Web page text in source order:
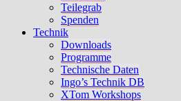
Teilegrab
Spenden
Technik
Downloads
Programme
Technische Daten
Ingo’s Technik DB
XTom Workshops